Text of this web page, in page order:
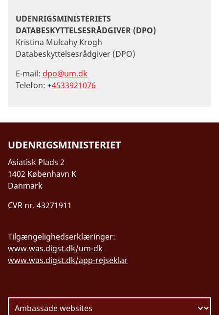
UDENRIGSMINISTERIETS
DATABESKYTTELSESRÅDGIVER (DPO)
Kristina Mulcahy Krogh
Databeskyttelsesrådgiver (DPO)
E-mail: dpo@um.dk
Telefon: +4533921076
UDENRIGSMINISTERIET
Asiatisk Plads 2
1402 København K
Danmark
CVR nr. 43271911
Tilgængelighedserklæringer:
www.was.digst.dk/um-dk
www.was.digst.dk/app-rejseklar